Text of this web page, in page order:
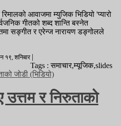
आवाजमा म्युजिक भिडियो 'प्यारो
गीतको शब्द शान्ति बस्नेत
सङ्गीत र एरेन्ज नारायण डङ्गोलले
१९, शनिबार |
Tags : समाचार,म्यूजिक,slides
उत्तम र निरुताको